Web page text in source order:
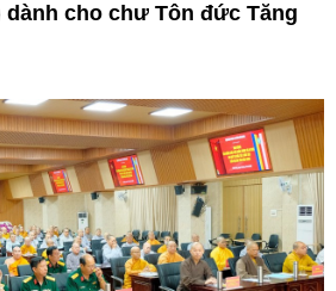
dành cho chư Tôn đức Tăng